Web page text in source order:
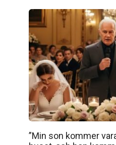
”Min son kommer